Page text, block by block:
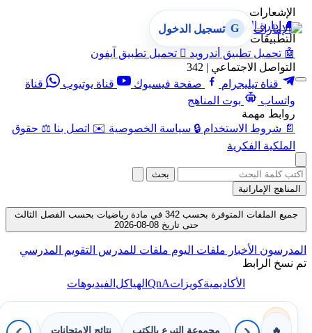
الإشعارات
🔔 إدارة الإشعارات
التطبيقات
🤖 تحميل تطبيق أندرويد  تحميل تطبيق آيفون
التواصل الاجتماعي | 342
قناة تيليجرام
صفحة فيسبوك قناة يوتيوب
قناة
واتساب
بوت المناهج
روابط مهمة
📄 شروط الاستخدام 🔒 سياسة الخصوصية ✉️ اتصل بنا ⚖️ حقوق
الملكية الفكرية
G تسجيل الدخول
بحث
المناهج الإماراتية
جميع الملفات المتوفرة بحسب 342 في مادة رياضيات بحسب الفصل الثالث
حتى تاريخ 08-08-2026
المدرسون الأخبار ملفات اليوم ملفات للمدرس التقويم المدرسي
تم نسخ الرابط
الأكاديميةكويزاتQnAالهياكلالفيديوهات
🔥 مجموعة التبرع بالكتب نتائج الامتحانات